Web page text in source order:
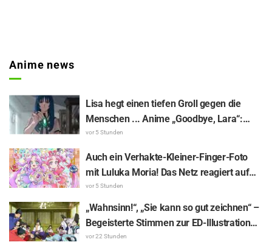
Anime news
Lisa hegt einen tiefen Groll gegen die
Menschen ... Anime „Goodbye, Lara“:
Synopsis und Vorab-Screenshots zu Folge
vor 5 Stunden
Auch ein Verhakte-Kleiner-Finger-Foto
mit Luluka Moria! Das Netz reagiert auf
den Bericht der Synchronsprecherin Nao
Tōyama vom Besuch der Dream Stage zu
„Star Detective Precure!“ mit: „Das sind ja
zwei Arcanas!“
vor 5 Stunden
„Wahnsinn!“, „Sie kann so gut zeichnen“ –
Begeisterte Stimmen zur ED-Illustration
von Asaki Yuikawa, der Sprecherin der
vor 22 Stunden